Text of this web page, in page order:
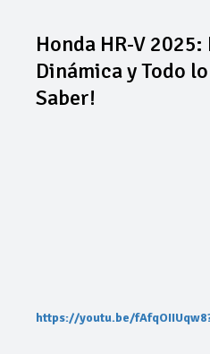
Honda HR-V
Dinámica y Todo
Saber!
https://youtu.be/